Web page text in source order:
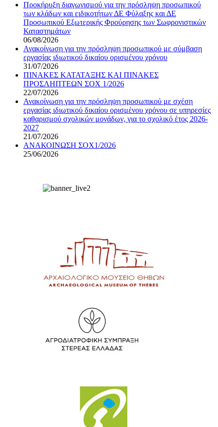
Προκήρυξη διαγωνισμού για την πρόσληψη προσωπικού
των κλάδων και ειδικοτήτων ΔΕ Φύλαξης και ΔΕ
Προσωπικού Εξωτερικής Φρούρησης των Σωφρονιστικών
Καταστημάτων
06/08/2026
Ανακοίνωση για την πρόσληψη προσωπικού με σύμβαση
εργασίας ιδιωτικού δικαίου ορισμένου χρόνου
31/07/2026
ΠΙΝΑΚΕΣ ΚΑΤΑΤΑΞΗΣ ΚΑΙ ΠΙΝΑΚΕΣ
ΠΡΟΣΛΗΠΤΕΩΝ ΣΟΧ 1/2026
22/07/2026
Ανακοίνωση για την πρόσληψη προσωπικού με σχέση
εργασίας ιδιωτικού δικαίου ορισμένου χρόνου σε υπηρεσίες
καθαρισμού σχολικών μονάδων, για το σχολικό έτος 2026-
2027
21/07/2026
ΑΝΑΚΟΙΝΩΣΗ ΣΟΧ1/2026
25/06/2026